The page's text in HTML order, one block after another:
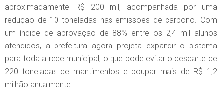
aproximadamente R$ 200 mil, acompanhada por uma
redução de 10 toneladas nas emissões de carbono. Com
um índice de aprovação de 88% entre os 2,4 mil alunos
atendidos, a prefeitura agora projeta expandir o sistema
para toda a rede municipal, o que pode evitar o descarte de
220 toneladas de mantimentos e poupar mais de R$ 1,2
milhão anualmente.